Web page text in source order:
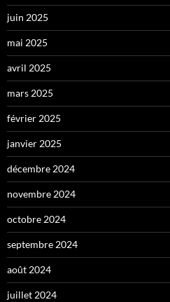
juin 2025
mai 2025
avril 2025
mars 2025
février 2025
janvier 2025
décembre 2024
novembre 2024
octobre 2024
septembre 2024
août 2024
juillet 2024